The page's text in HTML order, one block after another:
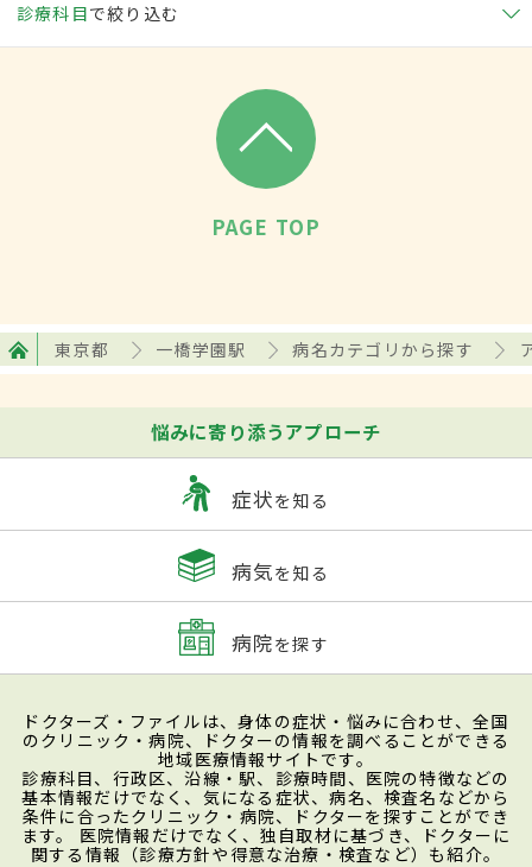
診療科目で絞り込む
PAGE TOP
東京都 一橋学園駅 病名カテゴリから探す
悩みに寄り添うアプローチ
症状を知る
病気を知る
病院を探す
ドクターズ・ファイルは、身体の症状・悩みに合わせ、全国
のクリニック・病院、ドクターの情報を調べることができる
地域医療情報サイトです。
診療科目、行政区、沿線・駅、診療時間、医院の特徴などの
基本情報だけでなく、気になる症状、病名、検査名などから
条件に合ったクリニック・病院、ドクターを探すことができ
ます。 医院情報だけでなく、独自取材に基づき、ドクターに
関する情報（診療方針や得意な治療・検査など）も紹介。